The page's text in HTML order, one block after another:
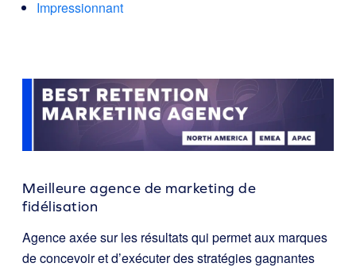
Impressionnant
Meilleure agence de marketing de
fidélisation
Agence axée sur les résultats qui permet aux marques
de concevoir et d’exécuter des stratégies gagnantes